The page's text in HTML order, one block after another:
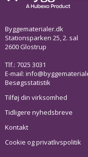
Byggematerialer.dk
Stationsparken 25, 2. sal
2600 Glostrup
Tlf.: 7025 3031
E-mail:
Besøgsstatistik
Tilføj din virksomhed
Tidligere nyhedsbreve
Kontakt
Cookie og privatlivspolitik